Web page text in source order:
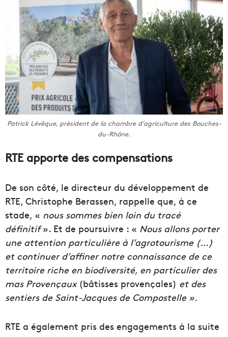
Patrick Lévêque, président de la chambre d’agriculture des Bouches-
du-Rhône.
RTE apporte des compensations
De son côté, le directeur du développement de
RTE, Christophe Berassen, rappelle que, à ce
stade, « nous sommes bien loin du tracé
définitif». Et de poursuivre : « Nous allons porter
une attention particulière à l’agrotourisme (…)
et continuer d’affiner notre connaissance de ce
territoire riche en biodiversité, en particulier des
mas Provençaux (bâtisses provençales) et des
sentiers de Saint-Jacques de Compostelle ».
RTE a également pris des engagements à la suite